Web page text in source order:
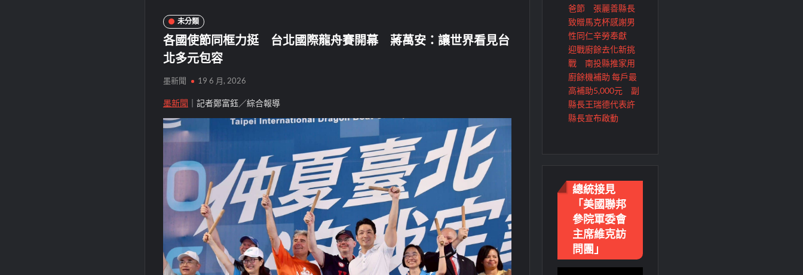
未分類
各國使節同框力挺 台北國際龍舟賽開幕 蔣萬安：讓世界看見台
北多元包容
墨新聞 19 6 月, 2026
墨新聞 ｜記者鄭富鈺／綜合報導
爸節 張麗善縣長
致贈馬克杯感謝男
性同仁辛勞奉獻
迎戰廚餘去化新挑
戰 南投縣推家用
廚餘機補助 每戶最
高補助5,000元 副
縣長王瑞德代表許
縣長宣布啟動
總統接見
「美國聯邦
參院軍委會
主席維克訪
問團」